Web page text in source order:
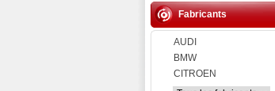
Fabricants
AUDI
BMW
CITROEN